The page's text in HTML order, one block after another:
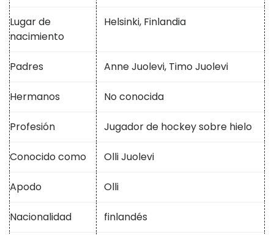
Lugar de
nacimiento
Helsinki, Finlandia
Padres Anne Juolevi, Timo Juolevi
Hermanos No conocida
Profesión Jugador de hockey sobre hielo
Conocido como Olli Juolevi
Apodo Olli
Nacionalidad finlandés